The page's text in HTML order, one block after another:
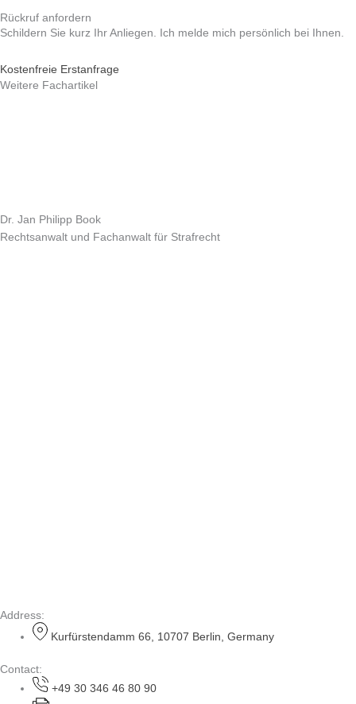
Rückruf anfordern
Schildern Sie kurz Ihr Anliegen. Ich melde mich persönlich bei Ihnen.
Kostenfreie Erstanfrage
Weitere Fachartikel
Dr. Jan Philipp Book
Rechtsanwalt und Fachanwalt für Strafrecht
Address:
Kurfürstendamm 66, 10707 Berlin, Germany
Contact:
+49 30 346 46 80 90